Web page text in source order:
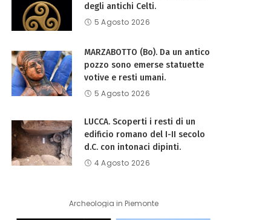
degli antichi Celti.
5 Agosto 2026
MARZABOTTO (Bo). Da un antico
pozzo sono emerse statuette
votive e resti umani.
5 Agosto 2026
LUCCA. Scoperti i resti di un
edificio romano del I-II secolo
d.C. con intonaci dipinti.
4 Agosto 2026
Archeologia in Piemonte